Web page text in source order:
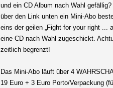
und ein CD Album nach Wahl
über den Link unten ein Mini-Abo
eins der geilen „Fight for your right ...
eine CD nach Wahl zugeschickt.
zeitlich begrenzt!
Das Mini-Abo läuft über 4
19 Euro + 3 Euro Porto/Verpackung